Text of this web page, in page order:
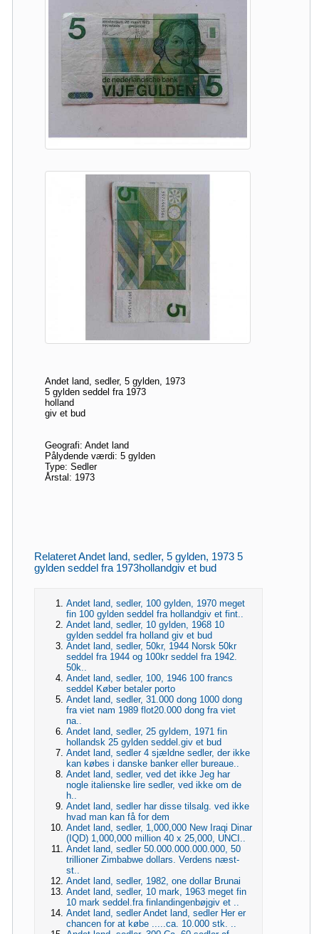
Andet land, sedler, 5 gylden, 1973
5 gylden seddel fra 1973
holland
giv et bud
Geografi: Andet land
Pålydende værdi: 5 gylden
Type: Sedler
Årstal: 1973
Relateret Andet land, sedler, 5 gylden, 1973 5
gylden seddel fra 1973hollandgiv et bud
Andet land, sedler, 100 gylden, 1970 meget
fin 100 gylden seddel fra hollandgiv et fint..
Andet land, sedler, 10 gylden, 1968 10
gylden seddel fra holland giv et bud
Andet land, sedler, 50kr, 1944 Norsk 50kr
seddel fra 1944 og 100kr seddel fra 1942.
50k..
Andet land, sedler, 100, 1946 100 francs
seddel Køber betaler porto
Andet land, sedler, 31.000 dong 1000 dong
fra viet nam 1989 flot20.000 dong fra viet
na..
Andet land, sedler, 25 gyldem, 1971 fin
hollandsk 25 gylden seddel.giv et bud
Andet land, sedler 4 sjældne sedler, der ikke
kan købes i danske banker eller bureaue..
Andet land, sedler, ved det ikke Jeg har
nogle italienske lire sedler, ved ikke om de
h..
Andet land, sedler har disse tilsalg. ved ikke
hvad man kan få for dem
Andet land, sedler, 1,000,000 New Iraqi Dinar
(IQD) 1,000,000 million 40 x 25,000, UNCI..
Andet land, sedler 50.000.000.000.000, 50
trillioner Zimbabwe dollars. Verdens næst-
st..
Andet land, sedler, 1982, one dollar Brunai
Andet land, sedler, 10 mark, 1963 meget fin
10 mark seddel.fra finlandingenbøjgiv et ..
Andet land, sedler Andet land, sedler Her er
chancen for at købe .....ca. 10.000 stk. ..